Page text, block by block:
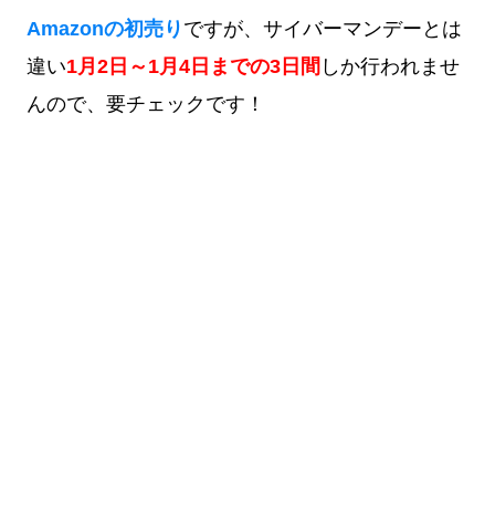
Amazonの初売り ですが、サイバーマンデーとは
違い1月2日～1月4日までの3日間 しか行われませ
んので、要チェックです！